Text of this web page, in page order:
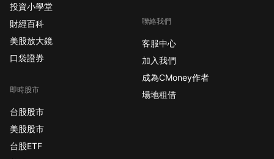
投資小學堂
財經百科
美股放大鏡
口袋證券
即時股市
台股股市
美股股市
台股ETF
聯絡我們
客服中心
加入我們
成為CMoney作者
場地租借